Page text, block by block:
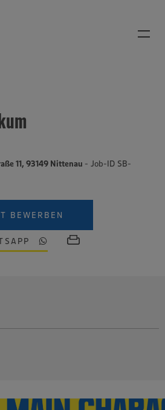
11, 93149 Nittenau - Job-ID SB-
BEWERBEN